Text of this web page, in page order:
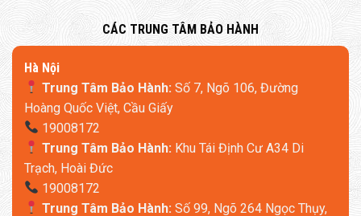
​CÁC TRUNG TÂM BẢO HÀNH
​Hà Nội
Trung Tâm Bảo Hành: Số 7, Ngõ 106, Đường
Hoàng Quốc Việt, Cầu Giấy
19008172
Trung Tâm Bảo Hành: Khu Tái Định Cư A34 Di
Trạch, Hoài Đức
19008172
Trung Tâm Bảo Hành: Số 99, Ngõ 264 Ngọc Thụy,